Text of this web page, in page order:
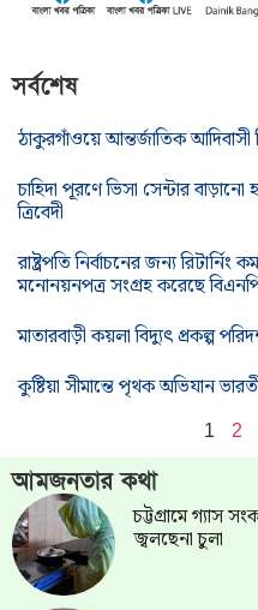
সর্বশেষ
ঠাকুরগাঁওয়ে আন্তর্জাতিক আদিবাসী
চাহিদা পূরণে ভিসা সেন্টার
ত্রিবেদী
রাষ্ট্রপতি নির্বাচনের জন্য রিটার্নিং
মনোনয়নপত্র সংগ্রহ করেছে
মাতারবাড়ী কয়লা বিদ্যুৎ প্রকল্প
কুষ্টিয়া সীমান্তে পৃথক অভিযান
1 2
আমজনতার কথা
চট্টগ্রামে গ্যাস
জ্বলছেনা চুলা